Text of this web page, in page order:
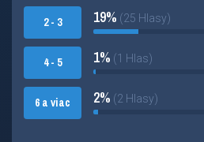
2 - 3
4 - 5
6 a viac
19% (25 Hlasy)
1% (1 Hlas)
2% (2 Hlasy)